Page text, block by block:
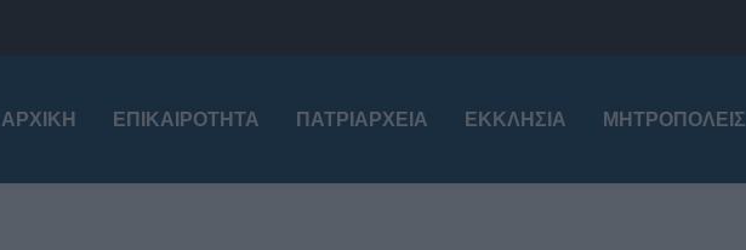
ΑΡΧΙΚΉ ΕΠΙΚΑΙΡΌΤΗΤΑ ΠΑΤΡΙΑΡΧΕΊΑ ΕΚΚΛΗΣΊΑ ΜΗΤΡΟΠΌΛΕΙΣ